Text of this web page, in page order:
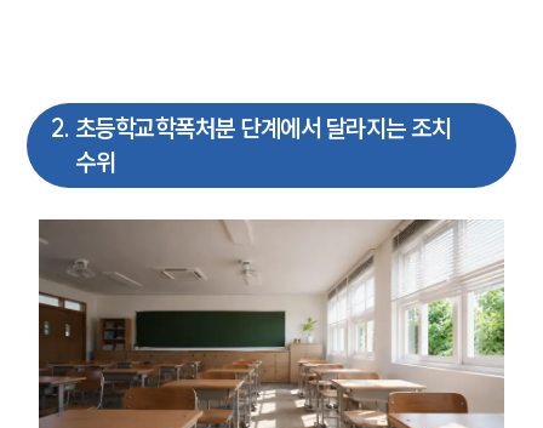
2. 초등학교학폭처분 단계에서 달라지는 조치
수위